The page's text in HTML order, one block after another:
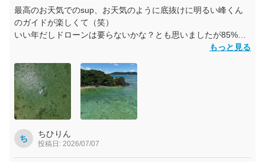
最高のお天気でのsup、お天気のように底抜けに明るい峰くん
のガイドが楽しくて（笑）
いい年だしドローンは要らないかな？とも思いましたが85%の
人が利用されてるのメッセージに思わずポチりました。
ますね！！
今回で5回目のsupでしたが一番楽しくて思い出に残りました。
ありがとうございました。
もっと見る
ち ちひりん
投稿日: 2026/07/07